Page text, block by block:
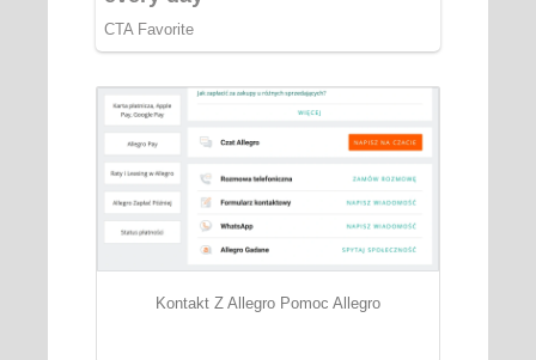
Kontakt Z Allegro Pomoc Allegro